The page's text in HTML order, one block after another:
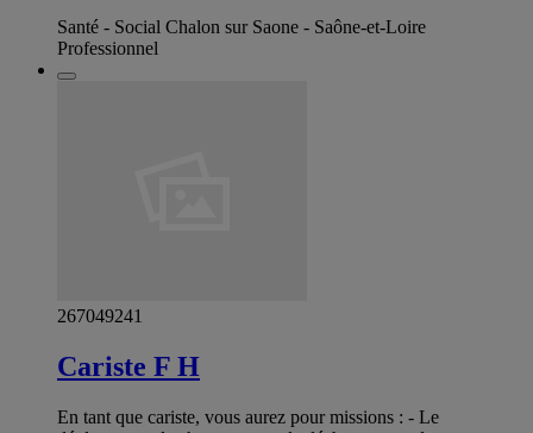
Santé - Social Chalon sur Saone - Saône-et-Loire
Professionnel
267049241
Cariste F H
En tant que cariste, vous aurez pour missions : - Le